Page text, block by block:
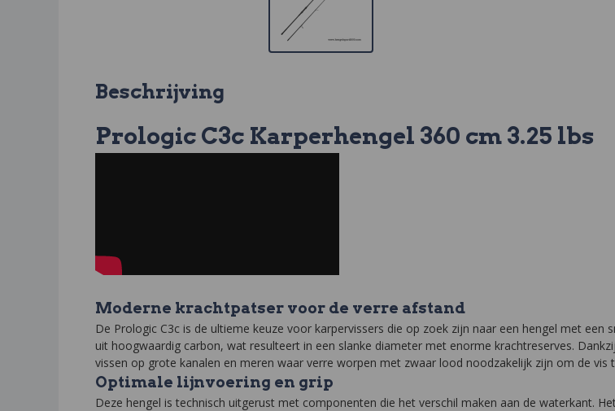
Beschrijving
Prologic C3c Karperhengel 360 cm 3.25 lbs
Moderne krachtpatser voor de verre afstand
De Prologic C3c is de ultieme keuze voor karpervissers die op zoek zijn naar een hengel met een
uit hoogwaardig carbon, wat resulteert in een slanke diameter met enorme krachtreserves.
vissen op grote kanalen en meren waar verre worpen met zwaar lood noodzakelijk zijn om de vis
Optimale lijnvoering en grip
Deze hengel is technisch uitgerust met componenten die het verschil maken aan de waterkant.